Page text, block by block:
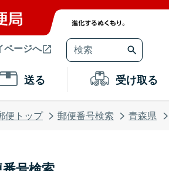
ページへ
送る 受け取る
便トップ 郵便番号検索 青森県